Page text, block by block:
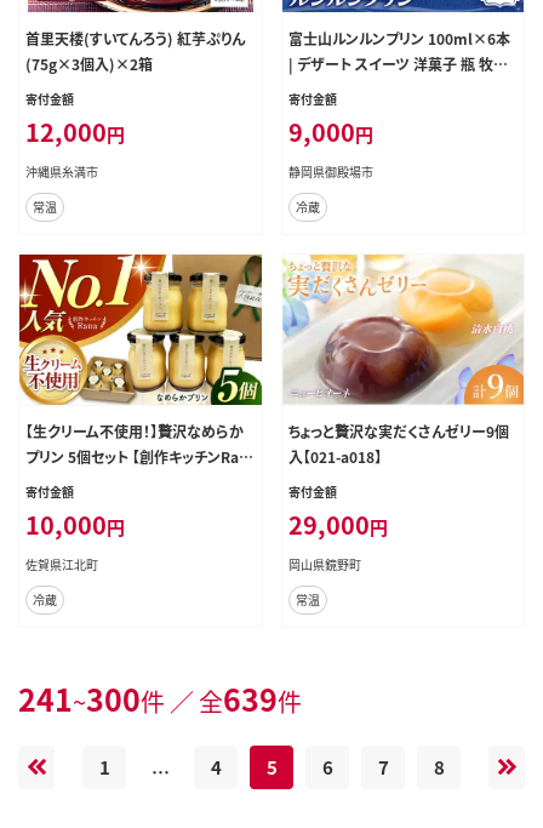
首里天楼(すいてんろう) 紅芋ぷりん
(75g×3個入)×2箱
寄付金額
12,000円
沖縄県糸満市
常温
富士山ルンルンプリン 100ml×6本
| デザート スイーツ 洋菓子 瓶 牧場
ノンホモ牛乳 てんさい糖 甜菜糖 ギ
1万円 以下 以内
寄付金額
9,000円
静岡県御殿場市
冷蔵
【生クリーム不使用！】贅沢なめらか
プリン 5個セット 【創作キッチンRan
a】 [HCK013]
寄付金額
10,000円
佐賀県江北町
冷蔵
ちょっと贅沢な実だくさんゼリー9個
入【021-a018】
寄付金額
29,000円
岡山県鏡野町
常温
241~300件 ／ 全639件
1 … 4 5 6 7 8